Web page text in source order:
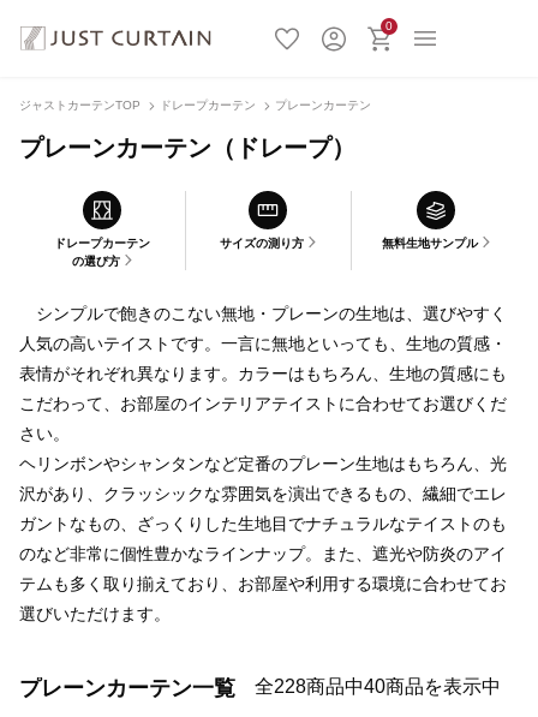
0
ジャストカーテンTOP ドレープカーテン プレーンカーテン
プレーンカーテン（ドレープ）
ドレープカーテン
の選び方
サイズの測り方 無料生地サンプル
シンプルで飽きのこない無地・プレーンの生地は、選びやすく
人気の高いテイストです。一言に無地といっても、生地の質感・
表情がそれぞれ異なります。カラーはもちろん、生地の質感にも
こだわって、お部屋のインテリアテイストに合わせてお選びくだ
さい。
ヘリンボンやシャンタンなど定番のプレーン生地はもちろん、光
沢があり、クラッシックな雰囲気を演出できるもの、繊細でエレ
ガントなもの、ざっくりした生地目でナチュラルなテイストのも
のなど非常に個性豊かなラインナップ。また、遮光や防炎のアイ
テムも多く取り揃えており、お部屋や利用する環境に合わせてお
選びいただけます。
プレーンカーテン一覧 全228商品中40商品を表示中